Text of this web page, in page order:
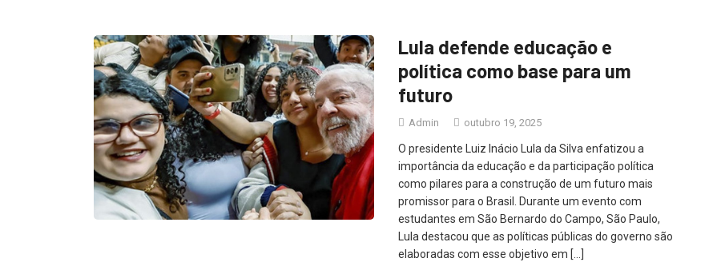
Lula defende educação e
política como base para um
futuro
Admin outubro 19, 2025
O presidente Luiz Inácio Lula da Silva enfatizou a
importância da educação e da participação política
como pilares para a construção de um futuro mais
promissor para o Brasil. Durante um evento com
estudantes em São Bernardo do Campo, São Paulo,
Lula destacou que as políticas públicas do governo são
elaboradas com esse objetivo em […]